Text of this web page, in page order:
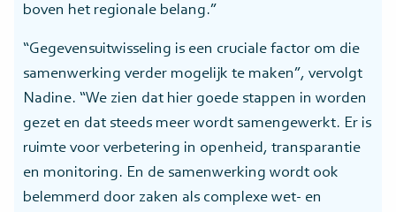
boven het regionale belang.”
“Gegevensuitwisseling is een cruciale factor om die
samenwerking verder mogelijk te maken”, vervolgt
Nadine. “We zien dat hier goede stappen in worden
gezet en dat steeds meer wordt samengewerkt. Er is
ruimte voor verbetering in openheid, transparantie
en monitoring. En de samenwerking wordt ook
belemmerd door zaken als complexe wet- en